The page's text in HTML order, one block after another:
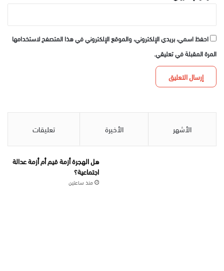
احفظ اسمي، بريدي الإلكتروني، والموقع الإلكتروني في هذا المتصفح لاستخدامها
المرة المقبلة في تعليقي.
الأشهر الأخيرة تعليقات
هل الهجرة أزمة قيم أم أزمة عدالة
اجتماعية؟
منذ ساعتين